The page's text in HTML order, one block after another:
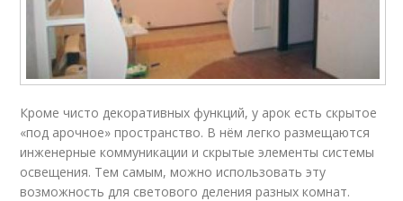
Кроме чисто декоративных функций, у арок есть скрытое
«под арочное» пространство. В нём легко размещаются
инженерные коммуникации и скрытые элементы системы
освещения. Тем самым, можно использовать эту
возможность для светового деления разных комнат.